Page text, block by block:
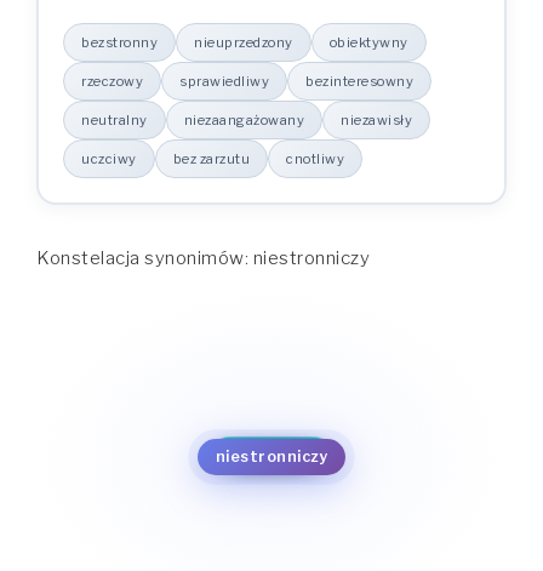
bezstronny nieuprzedzony obiektywny
rzeczowy sprawiedliwy bezinteresowny
neutralny niezaangażowany niezawisły
uczciwy bez zarzutu cnotliwy
Konstelacja synonimów: niestronniczy
niestronniczy
bezstronny
nieuprzedzony
obiektywny
rzeczowy
sprawiedliwy
bezinteresowny
neutralny
niezaangażowany
niezawisły
uczciwy
bez zarzutu
cnotliwy